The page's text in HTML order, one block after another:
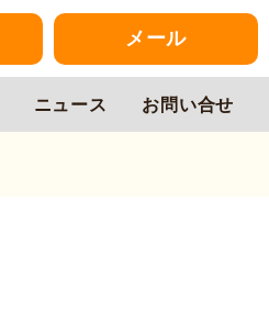
メール
ニュース お問い合せ